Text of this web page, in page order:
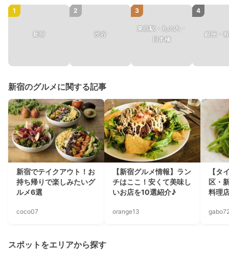
1
新宿
2
渋谷
3
東京駅・丸の内・
日本橋
4
銀座・
新宿のグルメに関する記事
新宿でテイクアウト！お
持ち帰りで楽しみたいグ
ルメ6選
coco07
【新宿グルメ情報】ラン
チはここ！安くて美味し
いお店を10選紹介♪
orange13
【タ
区・
料理
スポットをエリアから探す